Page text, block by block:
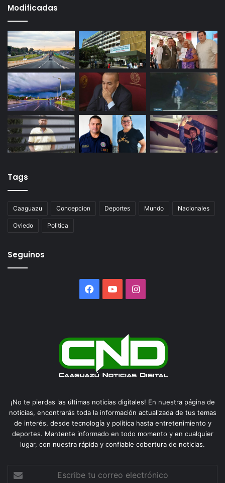
Modificadas
Tags
Caaguazu Concepcion Deportes Mundo Nacionales
Oviedo Politica
Seguinos
Facebook
YouTubeInstagram
¡No te pierdas las últimas noticias digitales! En nuestra página de
noticias, encontrarás toda la información actualizada de tus temas
de interés, desde tecnología y política hasta entretenimiento y
deportes. Mantente informado en todo momento y en cualquier
lugar, con nuestra rápida y confiable cobertura de noticias.